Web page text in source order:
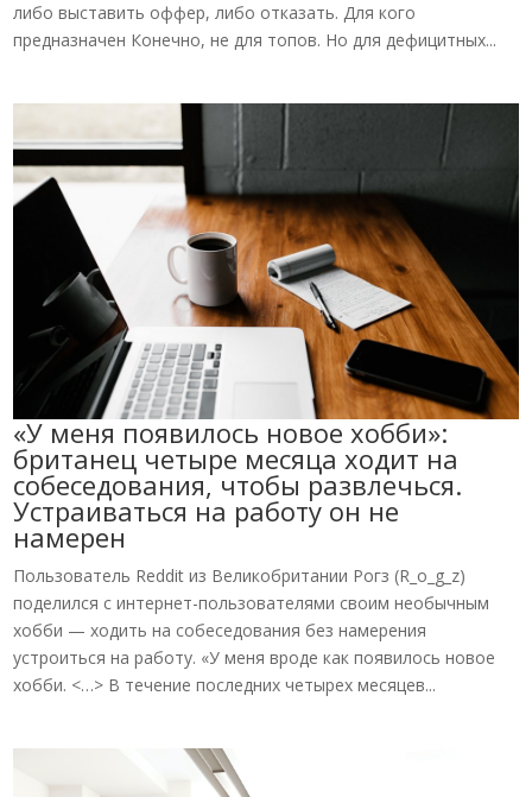
либо выставить оффер, либо отказать. Для кого
предназначен Конечно, не для топов. Но для дефицитных...
«У меня появилось новое хобби»:
британец четыре месяца ходит на
собеседования, чтобы развлечься.
Устраиваться на работу он не
намерен
Пользователь Reddit из Великобритании Рогз (R_o_g_z)
поделился с интернет-пользователями своим необычным
хобби — ходить на собеседования без намерения
устроиться на работу. «У меня вроде как появилось новое
хобби. <…> В течение последних четырех месяцев...